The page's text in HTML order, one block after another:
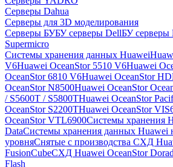
Серверы Dahua
Серверы для 3D моделирования
Серверы БУБУ серверы DellБУ серверы
Supermicro
Системы хранения данных Huawei
V6Huawei OceanStor 5510 V6Huawei
OceanStor 6810 V6Huawei OceanStor
OceanStor N8500Huawei OceanStor
/ S5600T / S5800THuawei OceanStor
OceanStor S2200THuawei OceanStor
OceanStor VTL6900Системы хранения
DataСистемы хранения данных Huawei
уровняСнятые с производства СХД
FusionCubeСХД Huawei OceanStor
Flash